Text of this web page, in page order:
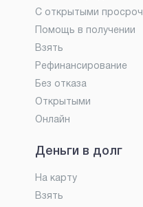
С открытыми
Помощь в получении
Взять
Рефинансирование
Без отказа
Открытыми
Онлайн
Деньги в долг
На карту
Взять